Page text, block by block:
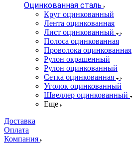
Оцинкованная сталь
Круг оцинкованный
Лента оцинкованная
Лист оцинкованный
Полоса оцинкованная
Проволока оцинкованная
Рулон окрашенный
Рулон оцинкованный
Сетка оцинкованная
Уголок оцинкованный
Швеллер оцинкованный
Еще
Доставка
Оплата
Компания